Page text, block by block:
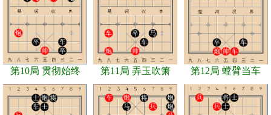
第10局 贯彻始终 第11局 弄玉吹箫 第12局 螳臂当车